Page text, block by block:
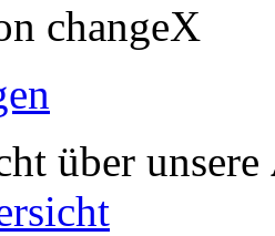
changeX
über unsere